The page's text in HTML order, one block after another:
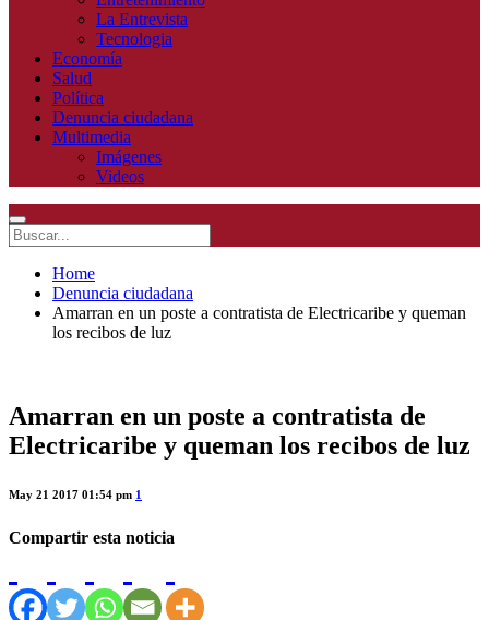
La Entrevista
Tecnologia
Economía
Salud
Política
Denuncia ciudadana
Multimedia
Imágenes
Videos
Home
Denuncia ciudadana
Amarran en un poste a contratista de Electricaribe y queman
los recibos de luz
Amarran en un poste a contratista de
Electricaribe y queman los recibos de luz
May 21 2017 01:54 pm 1
Compartir esta noticia